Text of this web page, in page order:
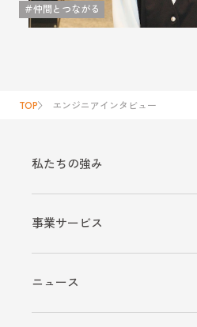
＃仲間とつながる
TOP エンジニアインタビュー
私たちの強み
事業サービス
ニュース